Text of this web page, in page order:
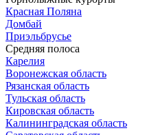
Красная Поляна
Домбай
Приэльбрусье
Средняя полоса
Карелия
Воронежская область
Рязанская область
Тульская область
Кировская область
Калининградская область